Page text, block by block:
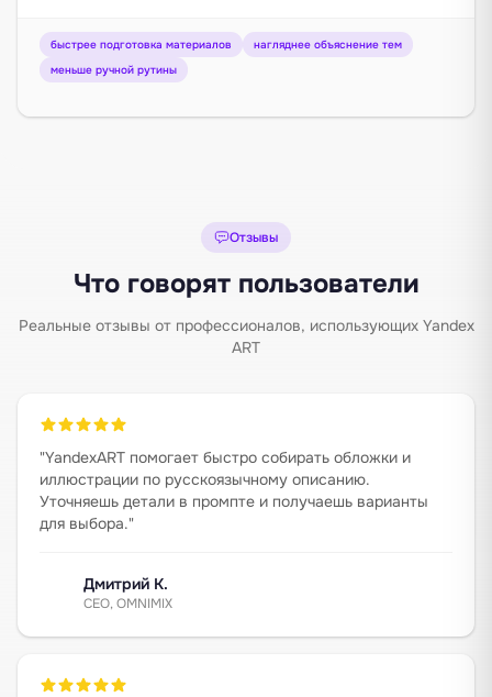
быстрее подготовка материалов
нагляднее объяснение тем
меньше ручной рутины
Отзывы
Что говорят пользователи
Реальные отзывы от профессионалов, использующих Yandex
ART
"YandexART помогает быстро собирать обложки и
иллюстрации по русскоязычному описанию.
Уточняешь детали в промпте и получаешь варианты
для выбора."
Дмитрий К.
CEO, OMNIMIX